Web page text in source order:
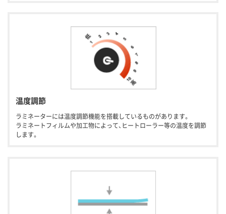
温度調節
ラミネーターには温度調節機能を搭載しているものがあります。
ラミネートフィルムや加工物によって、ヒートローラー等の温度を調節
します。